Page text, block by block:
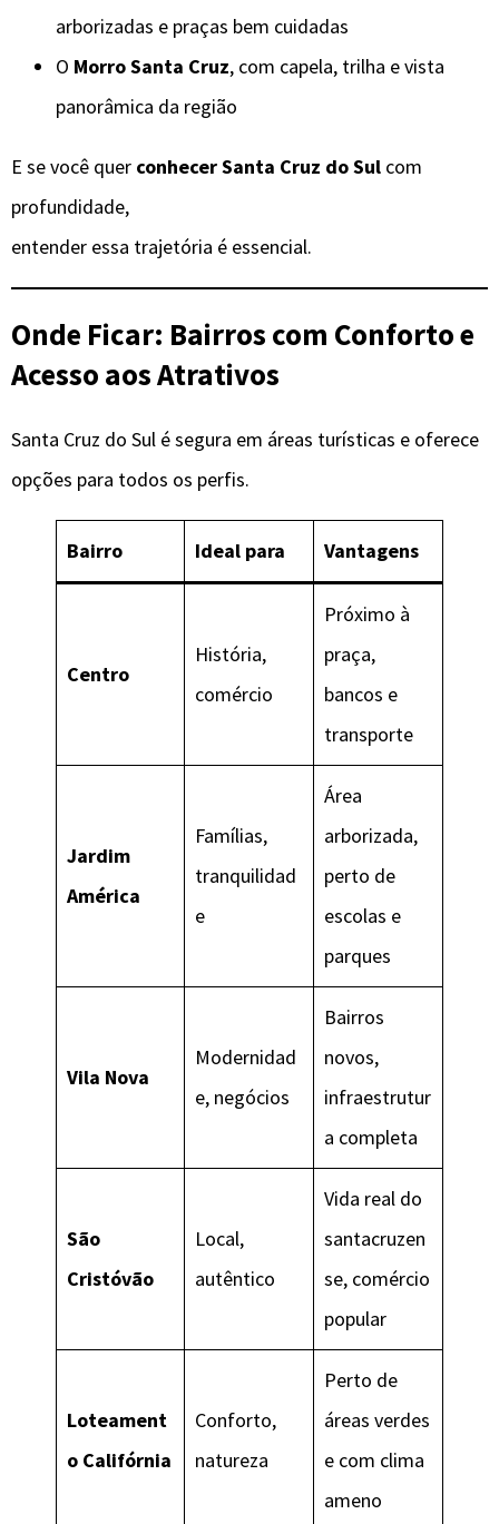
arborizadas e praças bem cuidadas
O Morro Santa Cruz, com capela, trilha e vista
panorâmica da região
E se você quer conhecer Santa Cruz do Sul com
profundidade,
entender essa trajetória é essencial.
Onde Ficar: Bairros com Conforto e
Acesso aos Atrativos
Santa Cruz do Sul é segura em áreas turísticas e oferece
opções para todos os perfis.
Bairro Ideal para Vantagens
Centro
História,
comércio
Próximo à
praça,
bancos e
transporte
Jardim
América
Famílias,
tranquilidad
e
Área
arborizada,
perto de
escolas e
parques
Vila Nova
Modernidad
e, negócios
Bairros
novos,
infraestrutur
a completa
São
Cristóvão
Local,
autêntico
Vida real do
santacruzen
se, comércio
popular
Loteament
o Califórnia
Conforto,
natureza
Perto de
áreas verdes
e com clima
ameno